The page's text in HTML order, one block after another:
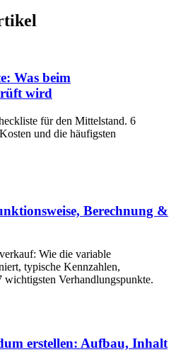
Was beim
wird
für den Mittelstand. 6
und die häufigsten
Berechnung &
Wie die variable
typische Kennzahlen,
wichtigsten Verhandlungspunkte.
erstellen: Aufbau, Inhalt